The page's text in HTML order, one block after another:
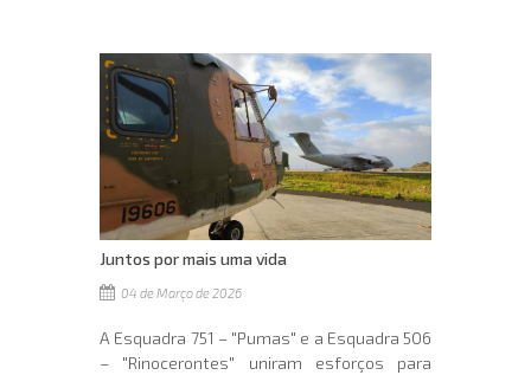
Juntos por mais uma vida
04 de Março de 2026
A Esquadra 751 – "Pumas" e a Esquadra 506
– "Rinocerontes" uniram esforços para